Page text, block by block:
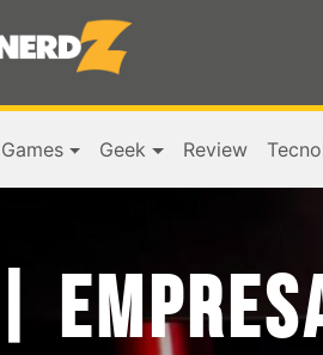
Games Geek Review